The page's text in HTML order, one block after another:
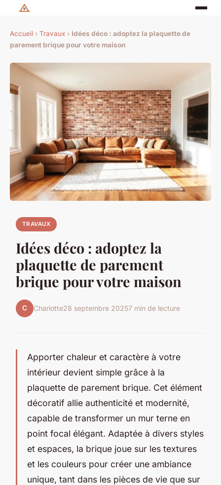
Accueil › Travaux › Idées déco : adoptez la plaquette de
parement brique pour votre maison
TRAVAUX
Idées déco : adoptez la
plaquette de parement
brique pour votre maison
C Charlotte28 septembre 20257 min de lecture
Apporter chaleur et caractère à votre
intérieur devient simple grâce à la
plaquette de parement brique. Cet élément
décoratif allie authenticité et modernité,
capable de transformer un mur terne en
point focal élégant. Adaptée à divers styles
et espaces, la brique joue sur les textures
et les couleurs pour créer une ambiance
unique, tant dans les pièces de vie que sur